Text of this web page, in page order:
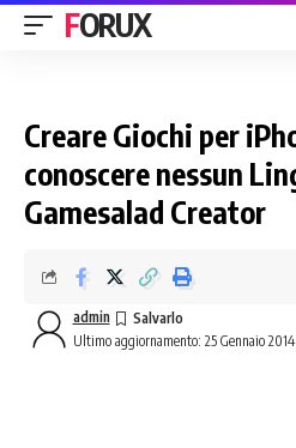
FORUX
Creare Giochi per
conoscere nessun
Gamesalad Creator
Ultimo aggiornamento: 25 Gennaio
admin